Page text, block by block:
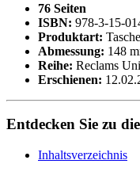
76 Seiten
ISBN: 978-3-15-
Produktart:
Abmessung: 148
Reihe: Reclams
Erschienen:
Entdecken Sie zu
Inhaltsverzeichnis